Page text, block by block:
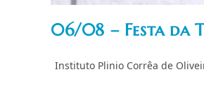
06/08 – Festa da
Autor
Instituto Plinio Corrêa de